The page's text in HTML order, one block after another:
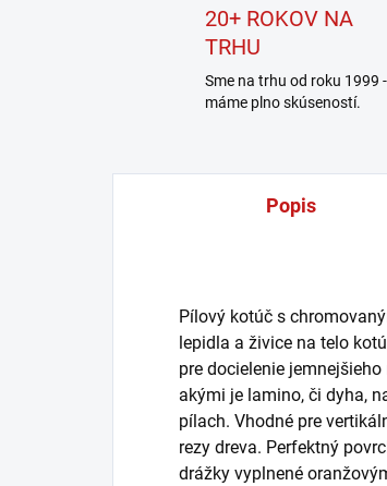
20+ ROKOV NA
TRHU
Sme na trhu od roku 1999 -
máme plno skúseností.
Popis
Pílový kotúč s
lepidla a živice na telo
pre docielenie
akými je lamino, či dyha,
pílach. Vhodné pre
rezy dreva. Perfektný
drážky vyplnené